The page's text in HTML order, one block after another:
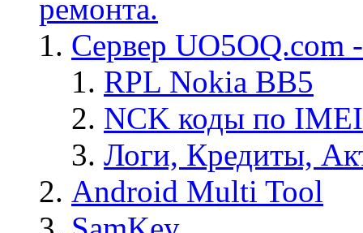
ремонта.
Сервер
RPL Nokia BB5
NCK коды по IMEI
Логи, Кредиты,
Android Multi Tool